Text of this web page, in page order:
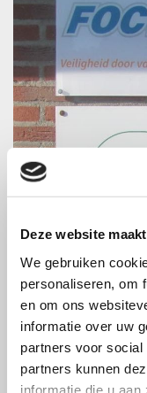
Deze website
We gebruiken
personaliseren, om
en om ons
informatie over uw
partners voor
partners kunnen
informatie die u